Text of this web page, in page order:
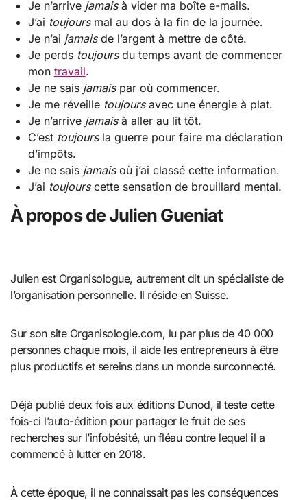
Je n’arrive jamaisà vider ma boîte e-mails.
J’ai toujoursmal au dos à la fin de la journée.
Je n’ai jamaisde l’argent à mettre de côté.
Je perds toujoursdu temps avant de commencer
mon travail.
Je ne sais jamaispar où commencer.
Je me réveille toujoursavec une énergie à plat.
Je n’arrive jamaisà aller au lit tôt.
C’est toujoursla guerre pour faire ma déclaration
d’impôts.
Je ne sais jamaisoù j’ai classé cette information.
J’ai toujourscette sensation de brouillard mental.
À propos de Julien Gueniat
Julien est Organisologue, autrement dit un spécialiste de
l’organisation personnelle. Il réside en Suisse.
Sur son site Organisologie.com, lu par plus de 40 000
personnes chaque mois, il aide les entrepreneurs à être
plus productifs et sereins dans un monde surconnecté.
Déjà publié deux fois aux éditions Dunod, il teste cette
fois-ci l’auto-édition pour partager le fruit de ses
recherches sur l’infobésité, un fléau contre lequel il a
commencé à lutter en 2018.
À cette époque, il ne connaissait pas les conséquences